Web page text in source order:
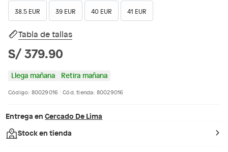
38.5 EUR 39 EUR 40 EUR 41 EUR
Tabla de tallas
S/ 379.90
Llega mañana Retira mañana
Código: 80029016 Cód. tienda: 80029016
Entrega en Cercado De Lima
Stock en tienda